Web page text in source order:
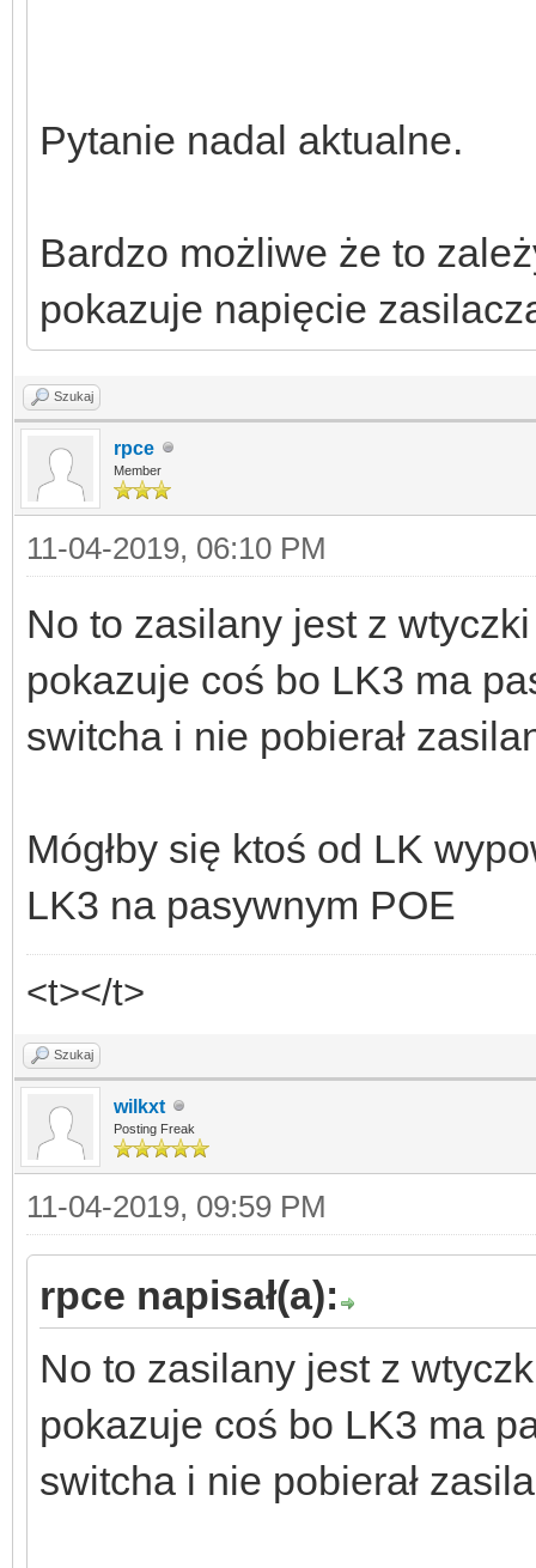
Pytanie nadal aktualne.
Bardzo możliwe że to
pokazuje napięcie
Szukaj
rpce
Member
11-04-2019, 06:10 PM
No to zasilany jest z
pokazuje coś bo LK3 ma
switcha i nie pobierał
Mógłby się ktoś od LK
LK3 na pasywnym POE
<t></t>
Szukaj
wilkxt
Posting Freak
11-04-2019, 09:59 PM
rpce napisał(a):
No to zasilany jest z
pokazuje coś bo LK3 ma
switcha i nie pobierał